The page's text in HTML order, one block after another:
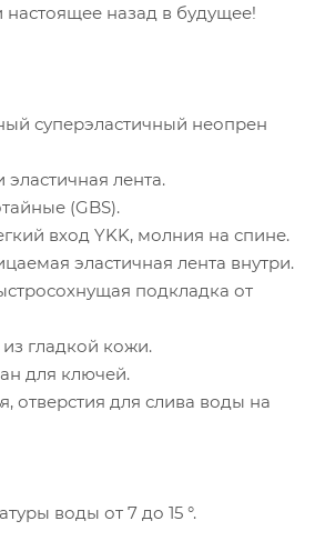
настоящее назад в будущее!
суперэластичный неопрен
лента.
(GBS).
вход YKK, молния на спине.
эластичная лента внутри.
подкладка от
из гладкой кожи.
для ключей.
отверстия для слива воды на
воды от 7 до 15 °.